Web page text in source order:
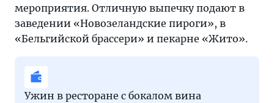
мероприятия. Отличную выпечку подают в
заведении «Новозеландские пироги», в
«Бельгийской брассери» и пекарне «Жито».
Ужин в ресторане с бокалом вина